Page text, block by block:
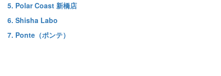
5. Polar Coast 新橋店
6. Shisha Labo
7. Ponte（ポンテ）